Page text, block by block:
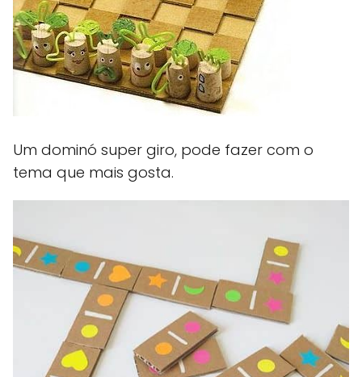
Um dominó super giro, pode fazer com o
tema que mais gosta.